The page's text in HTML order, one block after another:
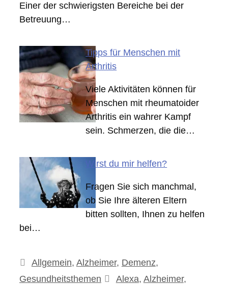
Einer der schwierigsten Bereiche bei der
Betreuung…
Tipps für Menschen mit
Arthritis
Viele Aktivitäten können für
Menschen mit rheumatoider
Arthritis ein wahrer Kampf
sein. Schmerzen, die die…
Wirst du mir helfen?
Fragen Sie sich manchmal,
ob Sie Ihre älteren Eltern
bitten sollten, Ihnen zu helfen
bei…
Kategorien
Allgemein, Alzheimer, Demenz,
Gesundheitsthemen
Schlagwörter
Alexa, Alzheimer,